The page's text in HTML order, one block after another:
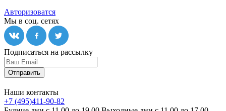
Авторизоватся
Мы в соц. сетях
Подписаться на рассылку
Отправить
Наши контакты
+7 (495)411-90-82